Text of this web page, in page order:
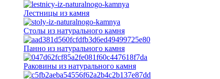
Лестницы из камня
Столы из натурального камня
Панно из натурального камня
Раковины из натурального камня